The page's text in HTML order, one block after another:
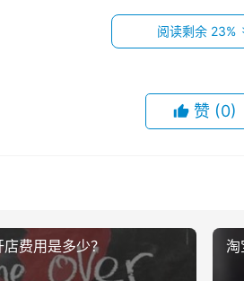
选择商品经营大类，根据你的商品
标，提交商标授权书进行审核，也
纳，不同类目数额不同，大致为
返还，算头不算尾。退还在申请
阅读剩余 23%
赞 (0)
费用是多少？ 淘